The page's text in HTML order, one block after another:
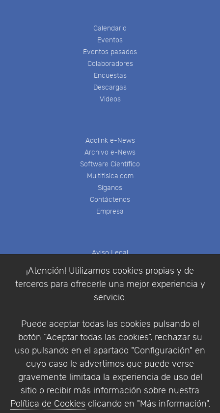
¡Atención! Utilizamos cookies propias y de
terceros para ofrecerle una mejor experiencia y
servicio.
Puede aceptar todas las cookies pulsando el
botón “Aceptar todas las cookies”, rechazar su
uso pulsando en el apartado "Configuración" en
cuyo caso le advertimos que puede verse
gravemente limitada la experiencia de uso del
sitio o recibir más información sobre nuestra
Política de Cookies clicando en "Más información".
Calendario
Eventos
Eventos pasados
Colaboradores
Encuestas
Descargas
Videos
Addlink e-News
Archivo e-News
Software Científico
Multifisica.com
Síganos
Contáctenos
Empresa
Aviso Legal
Política de Privacidad
Condiciones de compra
Identificarse
Empresa|Aviso Legal| Política de Privacidad |
Política de Cookies
© Copyright 1994 - 2026. Addlink Software